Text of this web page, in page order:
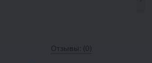
Отзывы: (0)